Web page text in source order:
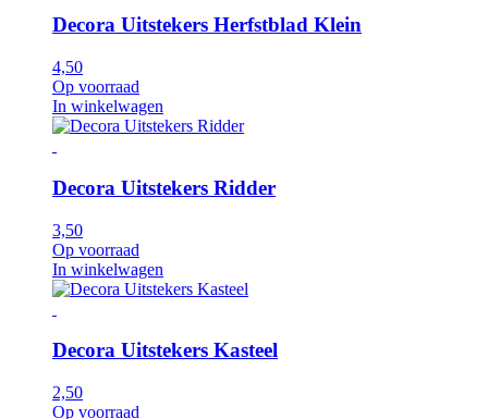
Decora Uitstekers Herfstblad Klein
4,50
Op voorraad
In winkelwagen
Decora Uitstekers Ridder
3,50
Op voorraad
In winkelwagen
Decora Uitstekers Kasteel
2,50
Op voorraad